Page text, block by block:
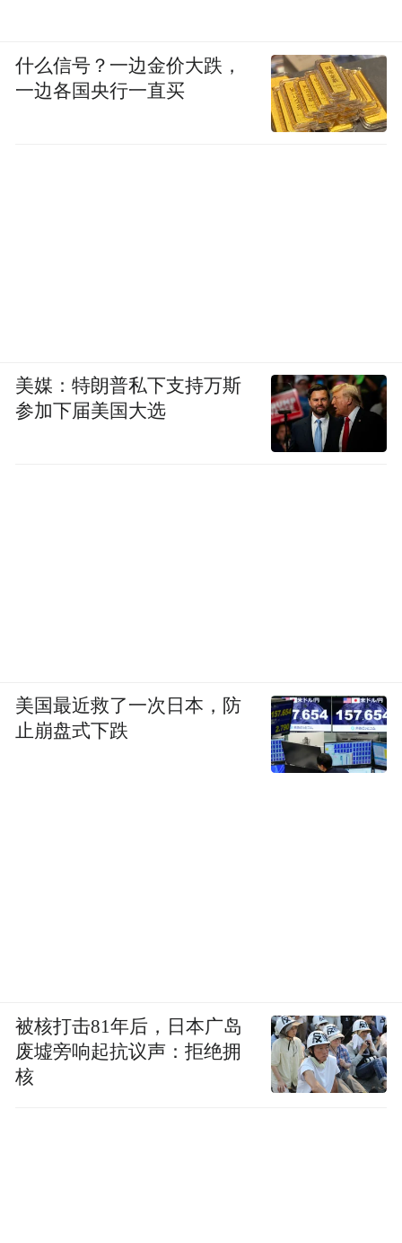
什么信号？一边金价大跌，
一边各国央行一直买
美媒：特朗普私下支持万斯
参加下届美国大选
美国最近救了一次日本，防
止崩盘式下跌
被核打击81年后，日本广岛
废墟旁响起抗议声：拒绝拥
核